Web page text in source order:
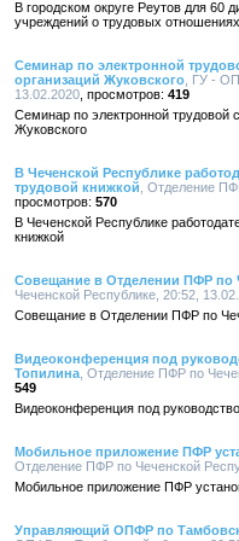
В городском округе Реутов для 60
учреждений о трудовых
Семинар по электронной
организаций Жуковского , ГУ -
13.02.2020
419
Семинар по электронной трудовой
Жуковского
В Чеченской Республике
трудовой книжкой , Отделение
570
В Чеченской Республике
книжкой
Совещание в Отделении ПФР по
Чеченской Республике, 20:52,
Совещание в Отделении ПФР по
Видеоконференция под
Топилина , Отделение ПФР по
549
Видеоконференция под
Мобильное приложение ПФР
Отделение ПФР по Чеченской
Мобильное приложение ПФР
Управляющий ОПФР по